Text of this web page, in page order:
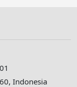
Indonesia